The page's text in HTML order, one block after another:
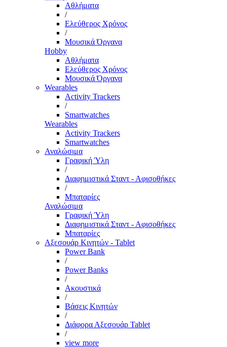
Αθλήματα
/
Ελεύθερος Χρόνος
/
Μουσικά Όργανα
Hobby
Αθλήματα
Ελεύθερος Χρόνος
Μουσικά Όργανα
Wearables
Activity Trackers
/
Smartwatches
Wearables
Activity Trackers
Smartwatches
Αναλώσιμα
Γραφική Ύλη
/
Διαφημιστικά Σταντ - Αφισοθήκες
/
Μπαταρίες
Αναλώσιμα
Γραφική Ύλη
Διαφημιστικά Σταντ - Αφισοθήκες
Μπαταρίες
Αξεσουάρ Κινητών - Tablet
Power Bank
/
Power Banks
/
Ακουστικά
/
Βάσεις Κινητών
/
Διάφορα Αξεσουάρ Tablet
/
view more